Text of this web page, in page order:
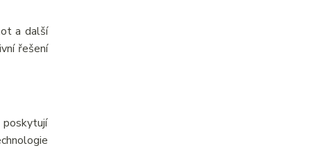
a další
řešení